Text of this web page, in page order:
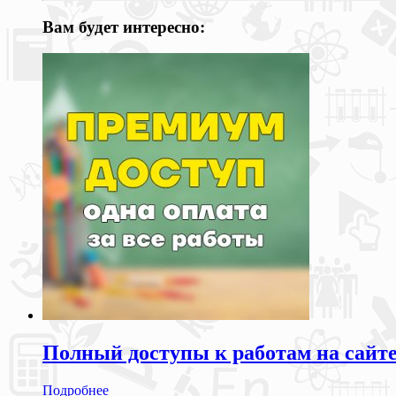
Вам будет интересно:
Полный доступы к работам на
Подробнее